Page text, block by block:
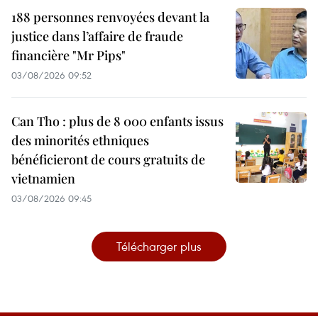
188 personnes renvoyées devant la
justice dans l’affaire de fraude
financière "Mr Pips"
03/08/2026 09:52
Can Tho : plus de 8 000 enfants issus
des minorités ethniques
bénéficieront de cours gratuits de
vietnamien
03/08/2026 09:45
Télécharger plus